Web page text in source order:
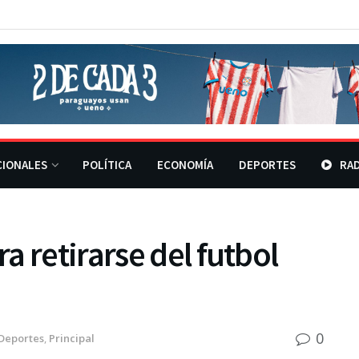
POLÍTICA ECONOMÍA DEPORTES
retirarse del futbol
, Principal 0